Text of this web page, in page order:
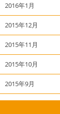
2016年1月
2015年12月
2015年11月
2015年10月
2015年9月